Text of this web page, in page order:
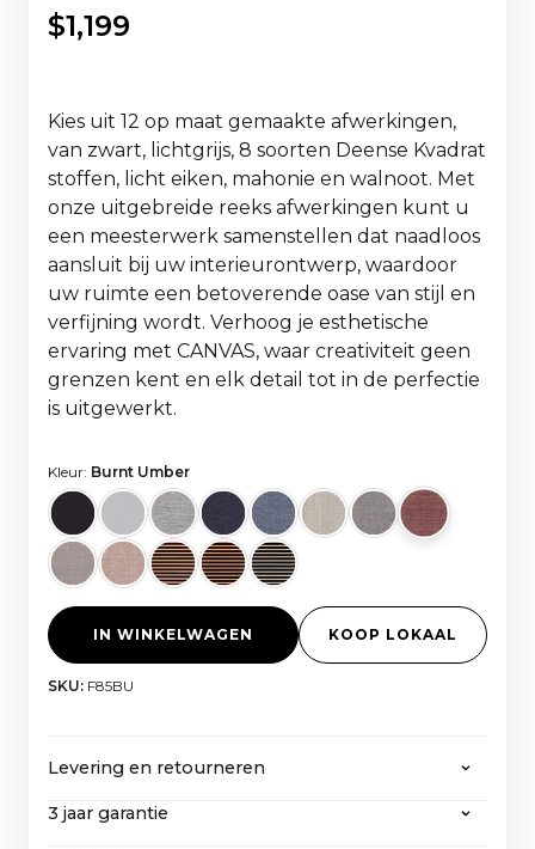
$1,199
Kies uit 12 op maat gemaakte afwerkingen,
van zwart, lichtgrijs, 8 soorten Deense Kvadrat
stoffen, licht eiken, mahonie en walnoot. Met
onze uitgebreide reeks afwerkingen kunt u
een meesterwerk samenstellen dat naadloos
aansluit bij uw interieurontwerp, waardoor
uw ruimte een betoverende oase van stijl en
verfijning wordt. Verhoog je esthetische
ervaring met CANVAS, waar creativiteit geen
grenzen kent en elk detail tot in de perfectie
is uitgewerkt.
Kleur: Burnt Umber
IN WINKELWAGEN KOOP LOKAAL
SKU: F85BU
Levering en retourneren
CANVAS biedt gratis verzending op alle
3 jaar garantie